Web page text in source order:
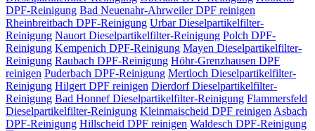
DPF-Reinigung Bad Neuenahr-AhrweilerDPF reinigen
Rheinbreitbach DPF-Reinigung UrbarDieselpartikelfilter-
Reinigung NauortDieselpartikelfilter-Reinigung Polch DPF-
Reinigung Kempenich DPF-Reinigung Mayen Dieselpartikelfilter-
Reinigung Raubach DPF-Reinigung Höhr-Grenzhausen DPF
reinigen Puderbach DPF-Reinigung Mertloch Dieselpartikelfilter-
Reinigung HilgertDPF reinigen DierdorfDieselpartikelfilter-
Reinigung Bad HonnefDieselpartikelfilter-Reinigung Flammersfeld
Dieselpartikelfilter-Reinigung Kleinmaischeid DPF reinigenAsbach
DPF-Reinigung Hillscheid DPF reinigen Waldesch DPF-Reinigung